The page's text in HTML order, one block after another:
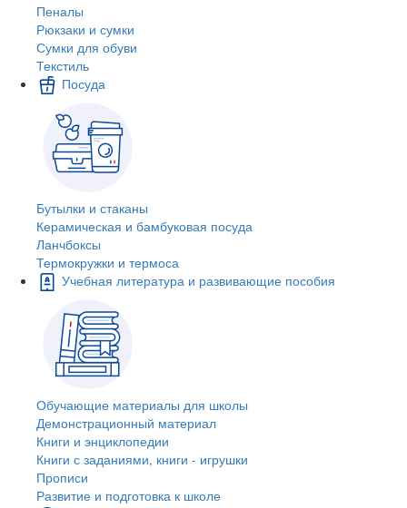
Пеналы
Рюкзаки и сумки
Сумки для обуви
Текстиль
Посуда
Бутылки и стаканы
Керамическая и бамбуковая посуда
Ланчбоксы
Термокружки и термоса
Учебная литература и развивающие пособия
Обучающие материалы для школы
Демонстрационный материал
Книги и энциклопедии
Книги с заданиями, книги - игрушки
Прописи
Развитие и подготовка к школе